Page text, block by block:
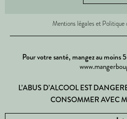
Mentions légales et
Pour votre santé, mangez au moins
L’ABUS D’ALCOOL EST
CONSOMMER AVEC